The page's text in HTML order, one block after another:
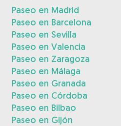
Paseo en Madrid
Paseo en Barcelona
Paseo en Sevilla
Paseo en Valencia
Paseo en Zaragoza
Paseo en Málaga
Paseo en Granada
Paseo en Córdoba
Paseo en Bilbao
Paseo en Gijón